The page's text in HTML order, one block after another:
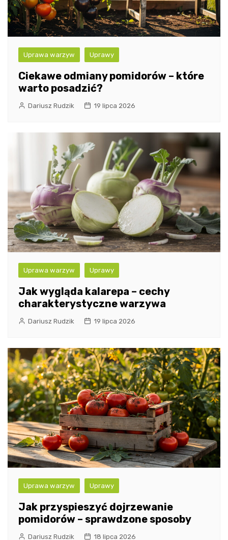
Uprawa warzyw Uprawy
Ciekawe odmiany pomidorów – które
warto posadzić?
Dariusz Rudzik 19 lipca 2026
Uprawa warzyw Uprawy
Jak wygląda kalarepa – cechy
charakterystyczne warzywa
Dariusz Rudzik 19 lipca 2026
Uprawa warzyw Uprawy
Jak przyspieszyć dojrzewanie
pomidorów – sprawdzone sposoby
Dariusz Rudzik 18 lipca 2026